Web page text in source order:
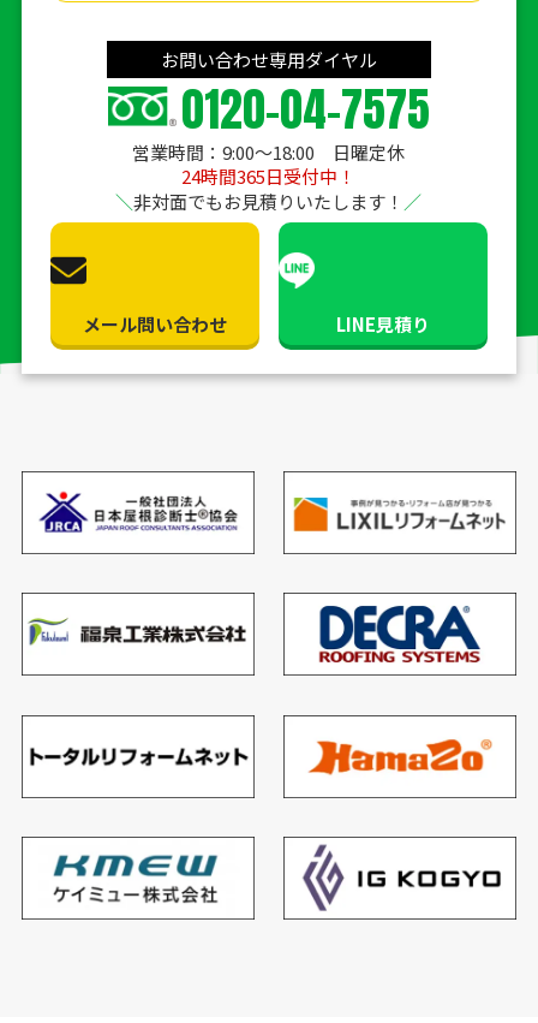
お問い合わせ専用ダイヤル
0120-04-7575
営業時間：9:00〜18:00 日曜定休
24時間365日受付中！
非対面でもお見積りいたします！
メール問い合わせ LINE見積り